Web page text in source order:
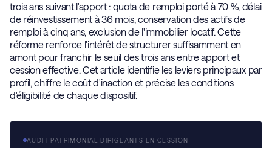
trois ans suivant l'apport : quota de remploi porté à 70 %, délai
de réinvestissement à 36 mois, conservation des actifs de
remploi à cinq ans, exclusion de l'immobilier locatif. Cette
réforme renforce l'intérêt de structurer suffisamment en
amont pour franchir le seuil des trois ans entre apport et
cession effective. Cet article identifie les leviers principaux par
profil, chiffre le coût d'inaction et précise les conditions
d'éligibilité de chaque dispositif.
AUDIT PATRIMONIAL DIRIGEANTS EN CESSION